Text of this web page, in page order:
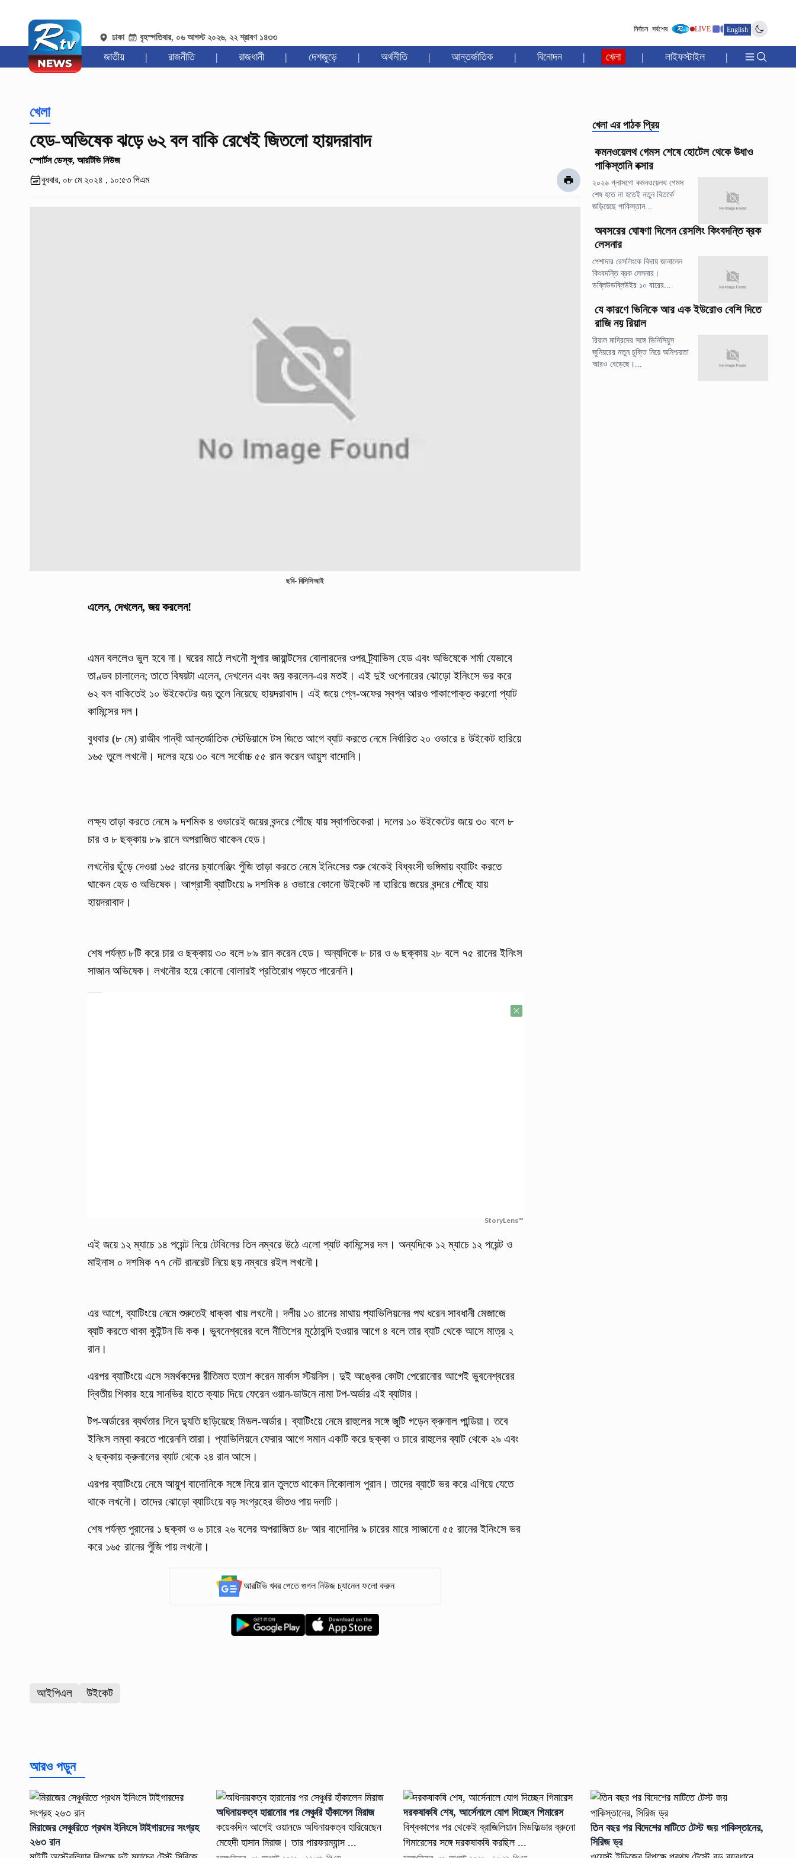
ঢাকা বৃহস্পতিবার, ০৬ আগস্ট ২০২৬, ২২ শ্রাবণ ১৪৩৩
নির্বাচন সর্বশেষ LIVE English
জাতীয় | রাজনীতি | রাজধানী | দেশজুড়ে | অর্থনীতি | আন্তর্জাতিক | বিনোদন | খেলা | লাইফস্টাইল |
খেলা
হেড-অভিষেক ঝড়ে ৬২ বল বাকি রেখেই জিতলো হায়দরাবাদ
স্পোর্টস ডেস্ক, আরটিভি নিউজ
বুধবার, ০৮ মে ২০২৪ , ১০:৫৩ পিএম
ছবি- বিসিসিআই
এলেন, দেখলেন, জয় করলেন!
এমন বললেও ভুল হবে না। ঘরের মাঠে লখনৌ সুপার জায়ান্টসের বোলারদের ওপর ট্র্যাভিস হেড এবং অভিষেকে শর্মা যেভাবে
তাণ্ডব চালালেন; তাতে বিষয়টা এলেন, দেখলেন এবং জয় করলেন-এর মতই। এই দুই ওপেনারের ঝোড়ো ইনিংসে ভর করে
৬২ বল বাকিতেই ১০ উইকেটের জয় তুলে নিয়েছে হায়দরাবাদ। এই জয়ে প্লে-অফের স্বপ্ন আরও পাকাপোক্ত করলো প্যাট
কামিন্সের দল।
বুধবার (৮ মে) রাজীব গান্ধী আন্তর্জাতিক স্টেডিয়ামে টস জিতে আগে ব্যাট করতে নেমে নির্ধারিত ২০ ওভারে ৪ উইকেট হারিয়ে
১৬৫ তুলে লখনৌ। দলের হয়ে ৩০ বলে সর্বোচ্চ ৫৫ রান করেন আয়ুশ বাদোনি।
লক্ষ্য তাড়া করতে নেমে ৯ দশমিক ৪ ওভারেই জয়ের বন্দরে পৌঁছে যায় স্বাগতিকেরা। দলের ১০ উইকেটের জয়ে ৩০ বলে ৮
চার ও ৮ ছক্কায় ৮৯ রানে অপরাজিত থাকেন হেড।
লখনৌর ছুঁড়ে দেওয়া ১৬৫ রানের চ্যালেঞ্জিং পুঁজি তাড়া করতে নেমে ইনিংসের শুরু থেকেই বিধ্বংসী ভঙ্গিমায় ব্যাটিং করতে
থাকেন হেড ও অভিষেক। আগ্রাসী ব্যাটিংয়ে ৯ দশমিক ৪ ওভারে কোনো উইকেট না হারিয়ে জয়ের বন্দরে পৌঁছে যায়
হায়দরাবাদ।
শেষ পর্যন্ত ৮টি করে চার ও ছক্কায় ৩০ বলে ৮৯ রান করেন হেড। অন্যদিকে ৮ চার ও ৬ ছক্কায় ২৮ বলে ৭৫ রানের ইনিংস
সাজান অভিষেক। লখনৌর হয়ে কোনো বোলারই প্রতিরোধ গড়তে পারেননি।
StoryLens™
এই জয়ে ১২ ম্যাচে ১৪ পয়েন্ট নিয়ে টেবিলের তিন নম্বরে উঠে এলো প্যাট কামিন্সের দল। অন্যদিকে ১২ ম্যাচে ১২ পয়েন্ট ও
মাইনাস ০ দশমিক ৭৭ নেট রানরেট নিয়ে ছয় নম্বরে রইল লখনৌ।
এর আগে, ব্যাটিংয়ে নেমে শুরুতেই ধাক্কা খায় লখনৌ। দলীয় ১৩ রানের মাথায় প্যাভিলিয়নের পথ ধরেন সাবধানী মেজাজে
ব্যাট করতে থাকা কুইন্টন ডি কক। ভুবনেশ্বরের বলে নীতিশের মুঠোবন্দি হওয়ার আগে ৪ বলে তার ব্যাট থেকে আসে মাত্র ২
রান।
এরপর ব্যাটিংয়ে এসে সমর্থকদের রীতিমত হতাশ করেন মার্কাস স্টয়নিস। দুই অঙ্কের কোটা পেরোনোর আগেই ভুবনেশ্বরের
দ্বিতীয় শিকার হয়ে সানভির হাতে ক্যাচ দিয়ে ফেরেন ওয়ান-ডাউনে নামা টপ-অর্ডার এই ব্যাটার।
টপ-অর্ডারের ব্যর্থতার দিনে দ্যুতি ছড়িয়েছে মিডল-অর্ডার। ব্যাটিংয়ে নেমে রাহুলের সঙ্গে জুটি গড়েন ক্রুনাল পান্ডিয়া। তবে
ইনিংস লম্বা করতে পারেননি তারা। প্যাভিলিয়নে ফেরার আগে সমান একটি করে ছক্কা ও চারে রাহুলের ব্যাট থেকে ২৯ এবং
২ ছক্কায় ক্রুনালের ব্যাট থেকে ২৪ রান আসে।
এরপর ব্যাটিংয়ে নেমে আয়ুশ বাদোনিকে সঙ্গে নিয়ে রান তুলতে থাকেন নিকোলাস পুরান। তাদের ব্যাটে ভর করে এগিয়ে যেতে
থাকে লখনৌ। তাদের ঝোড়ো ব্যাটিংয়ে বড় সংগ্রহের ভীতও পায় দলটি।
শেষ পর্যন্ত পুরানের ১ ছক্কা ও ৬ চারে ২৬ বলের অপরাজিত ৪৮ আর বাদোনির ৯ চারের মারে সাজানো ৫৫ রানের ইনিংসে ভর
করে ১৬৫ রানের পুঁজি পায় লখনৌ।
আরটিভি খবর পেতে গুগল নিউজ চ্যানেল ফলো করুন
আইপিএল উইকেট
খেলা এর পাঠক প্রিয়
কমনওয়েলথ গেমস শেষে হোটেল থেকে উধাও
পাকিস্তানি বক্সার
২০২৬ গ্লাসগো কমনওয়েলথ গেমস
শেষ হতে না হতেই নতুন বিতর্কে
জড়িয়েছে পাকিস্তান...
অবসরের ঘোষণা দিলেন রেসলিং কিংবদন্তি ব্রক
লেসনার
পেশাদার রেসলিংকে বিদায় জানালেন
কিংবদন্তি ব্রক লেসনার।
ডব্লিউডব্লিউইর ১০ বারের...
যে কারণে ভিনিকে আর এক ইউরোও বেশি দিতে
রাজি নয় রিয়াল
রিয়াল মাদ্রিদের সঙ্গে ভিনিসিয়ুস
জুনিয়রের নতুন চুক্তি নিয়ে অনিশ্চয়তা
আরও বেড়েছে।...
আরও পড়ুন
মিরাজের সেঞ্চুরিতে প্রথম ইনিংসে টাইগারদের সংগ্রহ
২৬৩ রান
অধিনায়কত্ব হারানোর পর সেঞ্চুরি হাঁকালেন মিরাজ
কয়েকদিন আগেই ওয়ানডে অধিনায়কত্ব হারিয়েছেন
মেহেদী হাসান মিরাজ। তার পারফরম্যান্স ...
দরকষাকষি শেষ, আর্সেনালে যোগ দিচ্ছেন গিমারেস
বিশ্বকাপের পর থেকেই ব্রাজিলিয়ান মিডফিল্ডার ব্রুনো
গিমারেসের সঙ্গে দরকষাকষি করছিল ...
তিন বছর পর বিদেশের মাটিতে টেস্ট জয় পাকিস্তানের,
সিরিজ ড্র